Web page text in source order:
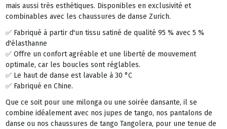
mais aussi très esthétiques. Disponibles en exclusivité et
combinables avec les chaussures de danse Zurich.
✅ Fabriqué à partir d'un tissu satiné de qualité 95 % avec 5 %
d'élasthanne
✅ Offre un confort agréable et une liberté de mouvement
optimale, car les boucles sont réglables.
✅ Le haut de danse est lavable à 30 °C
✅ Fabriqué en Chine.
Que ce soit pour une milonga ou une soirée dansante, il se
combine idéalement avec nos jupes de tango, nos pantalons de
danse ou nos chaussures de tango Tangolera, pour une tenue de